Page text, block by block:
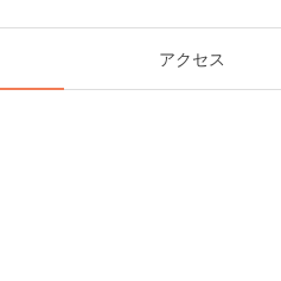
アクセス